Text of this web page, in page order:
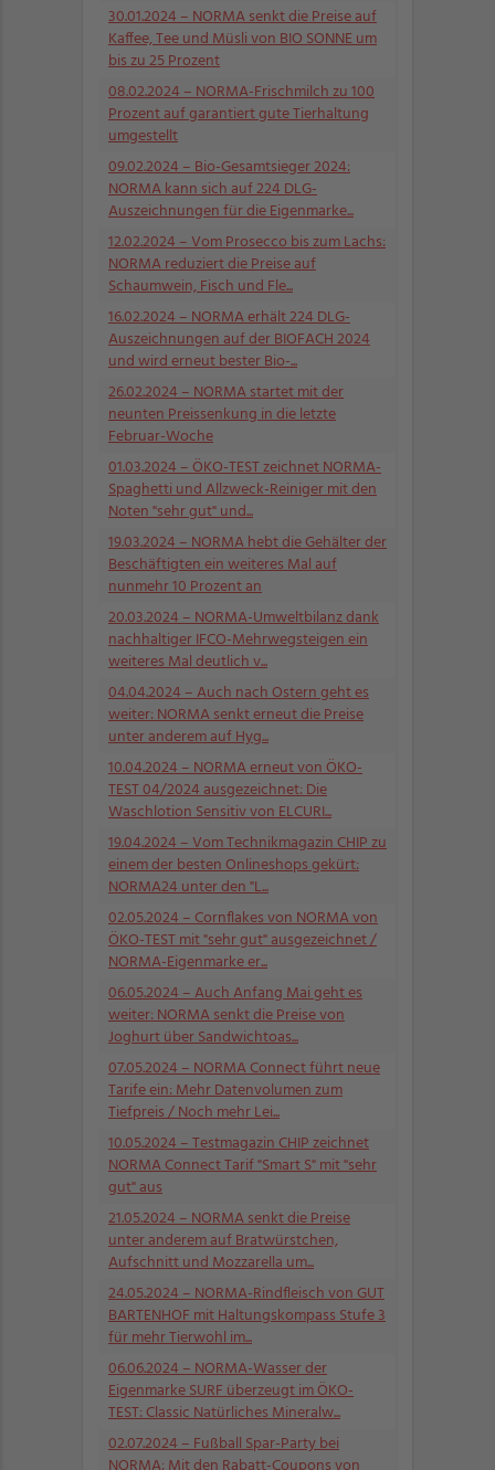
30.01.2024– NORMA senkt die Preise auf
Kaffee, Tee und Müsli von BIO SONNE um
bis zu 25 Prozent
08.02.2024– NORMA-Frischmilch zu 100
Prozent auf garantiert gute Tierhaltung
umgestellt
09.02.2024– Bio-Gesamtsieger 2024:
NORMA kann sich auf 224 DLG-
Auszeichnungen für die Eigenmarke...
12.02.2024– Vom Prosecco bis zum Lachs:
NORMA reduziert die Preise auf
Schaumwein, Fisch und Fle...
16.02.2024– NORMA erhält 224 DLG-
Auszeichnungen auf der BIOFACH 2024
und wird erneut bester Bio-...
26.02.2024– NORMA startet mit der
neunten Preissenkung in die letzte
Februar-Woche
01.03.2024– ÖKO-TEST zeichnet NORMA-
Spaghetti und Allzweck-Reiniger mit den
Noten "sehr gut" und...
19.03.2024– NORMA hebt die Gehälter der
Beschäftigten ein weiteres Mal auf
nunmehr 10 Prozent an
20.03.2024– NORMA-Umweltbilanz dank
nachhaltiger IFCO-Mehrwegsteigen ein
weiteres Mal deutlich v...
04.04.2024– Auch nach Ostern geht es
weiter: NORMA senkt erneut die Preise
unter anderem auf Hyg...
10.04.2024– NORMA erneut von ÖKO-
TEST 04/2024 ausgezeichnet: Die
Waschlotion Sensitiv von ELCURI...
19.04.2024– Vom Technikmagazin CHIP zu
einem der besten Onlineshops gekürt:
NORMA24 unter den "L...
02.05.2024– Cornflakes von NORMA von
ÖKO-TEST mit "sehr gut" ausgezeichnet /
NORMA-Eigenmarke er...
06.05.2024– Auch Anfang Mai geht es
weiter: NORMA senkt die Preise von
Joghurt über Sandwichtoas...
07.05.2024– NORMA Connect führt neue
Tarife ein: Mehr Datenvolumen zum
Tiefpreis / Noch mehr Lei...
10.05.2024– Testmagazin CHIP zeichnet
NORMA Connect Tarif "Smart S" mit "sehr
gut" aus
21.05.2024– NORMA senkt die Preise
unter anderem auf Bratwürstchen,
Aufschnitt und Mozzarella um...
24.05.2024– NORMA-Rindfleisch von GUT
BARTENHOF mit Haltungskompass Stufe 3
für mehr Tierwohl im...
06.06.2024– NORMA-Wasser der
Eigenmarke SURF überzeugt im ÖKO-
TEST: Classic Natürliches Mineralw...
02.07.2024– Fußball Spar-Party bei